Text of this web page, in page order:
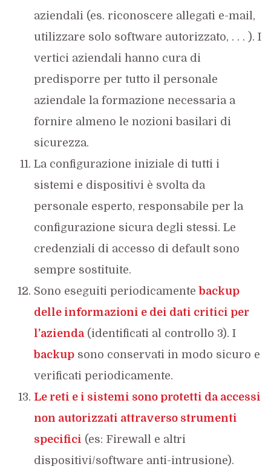
aziendali (es. riconoscere allegati e-mail,
utilizzare solo software autorizzato, . . . ). I
vertici aziendali hanno cura di
predisporre per tutto il personale
aziendale la formazione necessaria a
fornire almeno le nozioni basilari di
sicurezza.
La configurazione iniziale di tutti i
sistemi e dispositivi è svolta da
personale esperto, responsabile per la
configurazione sicura degli stessi. Le
credenziali di accesso di default sono
sempre sostituite.
Sono eseguiti periodicamente backup
delle informazioni e dei dati critici per
l’azienda(identificati al controllo 3). I
backupsono conservati in modo sicuro e
verificati periodicamente.
Le reti e i sistemi sono protetti da accessi
non autorizzati attraverso strumenti
specifici (es: Firewall e altri
dispositivi/software anti-intrusione).